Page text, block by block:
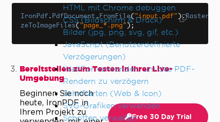
HTML mit Chrome debuggen
CSS (Bildschirm & Druck)
Bilder (jpg, png, svg, gif, etc.)
JavaScript (Benutzerdefinierte
Verzögerungen)
WaitFor verwenden, um das PDF-
Rendern zu verzögern
Schriftarten (Web & Icon)
SVG-Grafiken verwenden
Schriften verwalten
IronPdf . PdfDocument . FromFile( "input.pdf" ).Rasteri
zeToImageFiles( "page_*.png" );
Bereitstellen zum Testen in Ihrer Live-
Umgebung
Beginnen Sie noch
heute, IronPDF in
Ihrem Projekt zu
Free 30 Day Trial